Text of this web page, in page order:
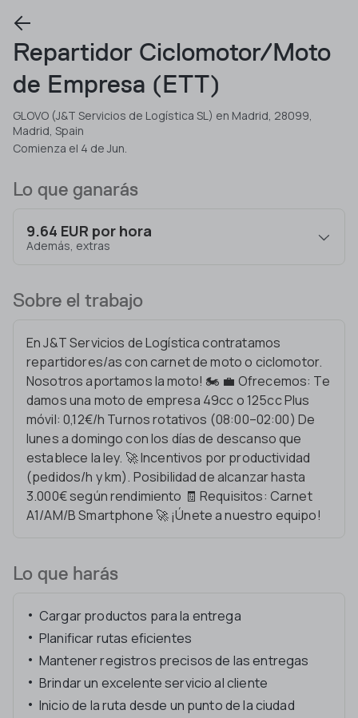
Repartidor Ciclomotor/Moto
de Empresa (ETT)
GLOVO (J&T Servicios de Logística SL) en Madrid, 28099,
Madrid, Spain
Comienza el 4 de Jun.
Lo que ganarás
9.64 EUR por hora
Además, extras
Sobre el trabajo
En J&T Servicios de Logística contratamos
repartidores/as con carnet de moto o ciclomotor.
Nosotros aportamos la moto! 🏍️ 💼 Ofrecemos: Te
damos una moto de empresa 49cc o 125cc Plus
móvil: 0,12€/h Turnos rotativos (08:00–02:00) De
lunes a domingo con los días de descanso que
establece la ley. 🚀 Incentivos por productividad
(pedidos/h y km). Posibilidad de alcanzar hasta
3.000€ según rendimiento 🧾 Requisitos: Carnet
A1/AM/B Smartphone 🚀 ¡Únete a nuestro equipo!
Lo que harás
Cargar productos para la entrega
Planificar rutas eficientes
Mantener registros precisos de las entregas
Brindar un excelente servicio al cliente
Inicio de la ruta desde un punto de la ciudad